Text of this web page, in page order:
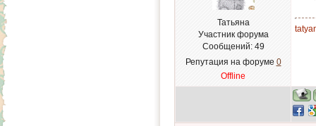
Татьяна
Участник форума
Сообщений: 49
Репутация на форуме 0
Offline